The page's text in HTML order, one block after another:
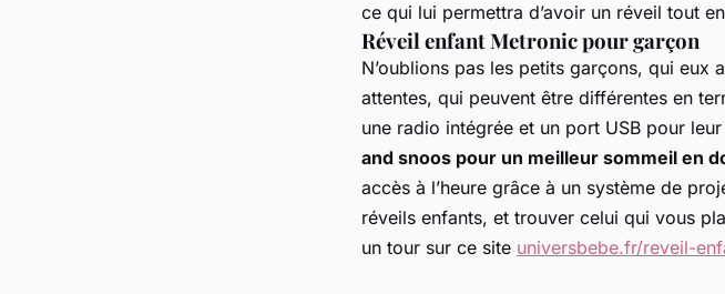
ce qui lui permettra d’avoir un réveil tout
Réveil enfant Metronic pour garçon
N’oublions pas les petits garçons, qui eux
attentes, qui peuvent être différentes en
une radio intégrée et un port USB pour leur
and snoos pour un meilleur sommeil en
accès à l’heure grâce à un système de
réveils enfants, et trouver celui qui vous
un tour sur ce site universbebe.fr/reveil-